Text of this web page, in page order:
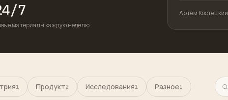
7
материалы каждую неделю
Артём Костецкий
1 Продукт2 Исследования1 Разное1